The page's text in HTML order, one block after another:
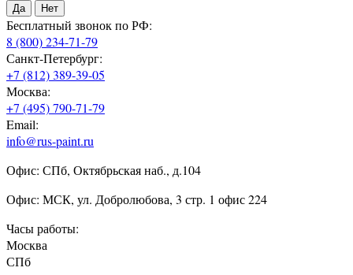
Да Нет
Бесплатный звонок по РФ:
8 (800) 234-71-79
Санкт-Петербург:
+7 (812) 389-39-05
Москва:
+7 (495) 790-71-79
Email:
info@rus-paint.ru
Офис: СПб, Октябрьская наб., д.104
Офис: МСК, ул. Добролюбова, 3 стр. 1 офис 224
Часы работы:
Москва
СПб